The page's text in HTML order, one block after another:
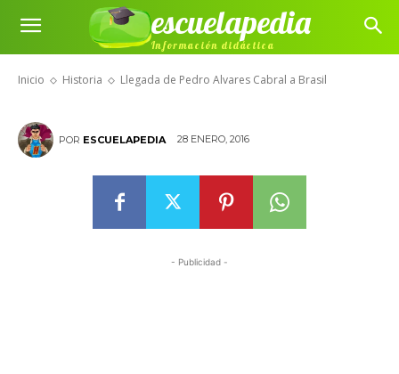
escuelapedia
Información didáctica
Inicio Historia Llegada de Pedro Alvares Cabral a Brasil
Llegada de Pedro Alvares Cabral
a Brasil
POR ESCUELAPEDIA 28 ENERO, 2016
- Publicidad -